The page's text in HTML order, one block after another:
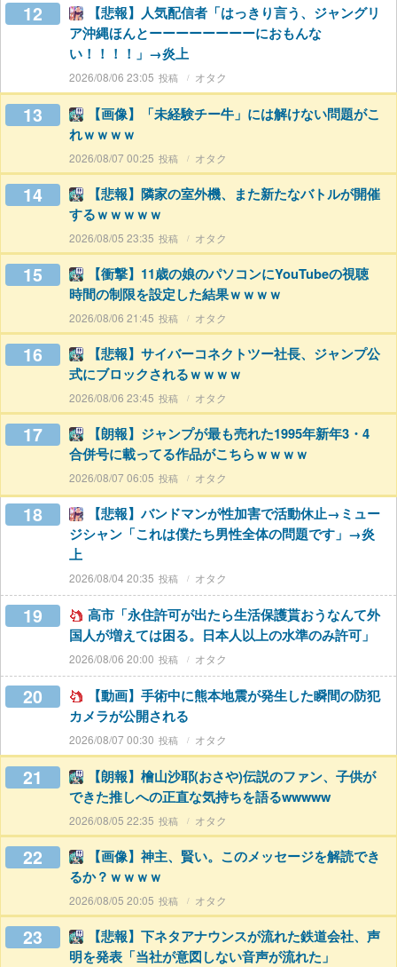
12
【悲報】人気配信者「はっきり言う、ジャングリ
ア沖縄ほんとーーーーーーーーにおもんな
い！！！！」→炎上
2026/08/06 23:05 オタク
13
【画像】「未経験チー牛」には解けない問題がこ
れｗｗｗｗ
2026/08/07 00:25 オタク
14
【悲報】隣家の室外機、また新たなバトルが開催
するｗｗｗｗｗ
2026/08/05 23:35 オタク
15
【衝撃】11歳の娘のパソコンにYouTubeの視聴
時間の制限を設定した結果ｗｗｗｗ
2026/08/06 21:45 オタク
16
【悲報】サイバーコネクトツー社長、ジャンプ公
式にブロックされるｗｗｗｗ
2026/08/06 23:45 オタク
17
【朗報】ジャンプが最も売れた1995年新年3・4
合併号に載ってる作品がこちらｗｗｗｗ
2026/08/07 06:05 オタク
18
【悲報】バンドマンが性加害で活動休止→ミュー
ジシャン「これは僕たち男性全体の問題です」→炎
上
2026/08/04 20:35 オタク
19
高市「永住許可が出たら生活保護貰おうなんて外
国人が増えては困る。日本人以上の水準のみ許可」
2026/08/06 20:00 オタク
20
【動画】手術中に熊本地震が発生した瞬間の防犯
カメラが公開される
2026/08/07 00:30 オタク
21
【朗報】檜山沙耶(おさや)伝説のファン、子供が
できた推しへの正直な気持ちを語るwwwww
2026/08/05 22:35 オタク
22
【画像】神主、賢い。このメッセージを解読でき
るか？ｗｗｗｗ
2026/08/05 20:05 オタク
23
【悲報】下ネタアナウンスが流れた鉄道会社、声
明を発表「当社が意図しない音声が流れた」